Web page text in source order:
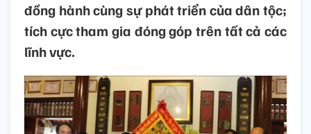
đồng hành cùng sự phát triển của dân tộc;
tích cực tham gia đóng góp trên tất cả các
lĩnh vực.